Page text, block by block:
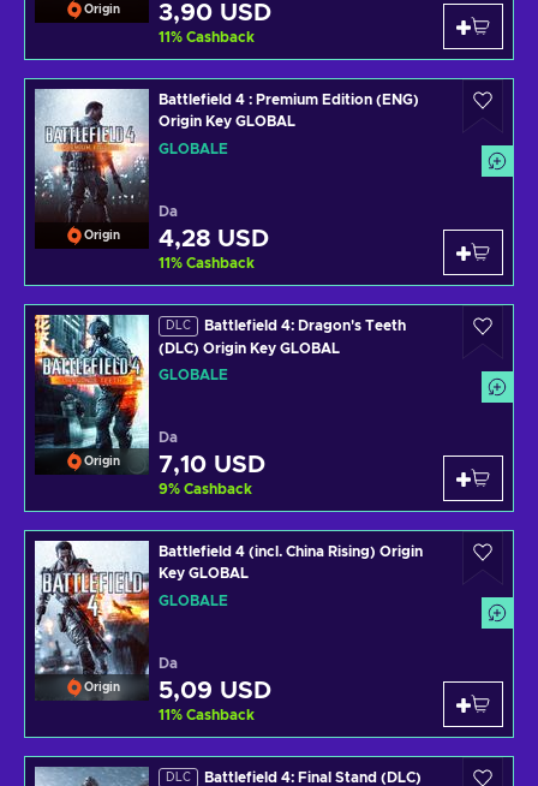
Origin 3,90 USD
11% Cashback
Origin
Battlefield 4 : Premium Edition (ENG)
Origin Key GLOBAL
GLOBALE
Da
4,28 USD
11% Cashback
Origin
DLC
Battlefield 4: Dragon's Teeth
(DLC) Origin Key GLOBAL
GLOBALE
Da
7,10 USD
9% Cashback
Origin
Battlefield 4 (incl. China Rising) Origin
Key GLOBAL
GLOBALE
Da
5,09 USD
11% Cashback
DLC
Battlefield 4: Final Stand (DLC)